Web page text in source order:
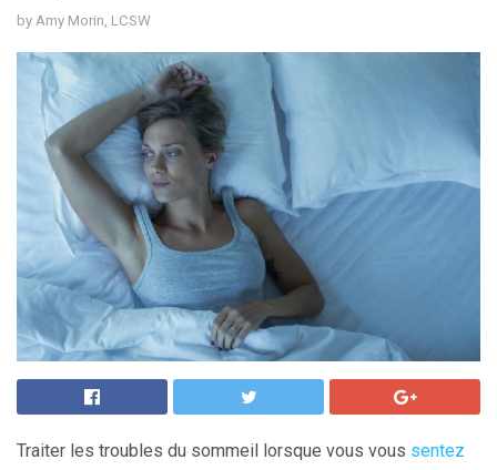
by Amy Morin, LCSW
Traiter les troubles du sommeil lorsque vous vous sentez